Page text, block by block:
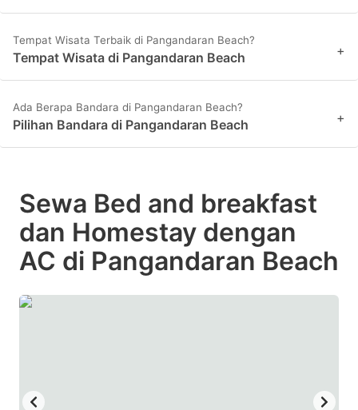
Tempat Wisata Terbaik di Pangandaran Beach?
Tempat Wisata di Pangandaran Beach +
Ada Berapa Bandara di Pangandaran Beach?
Pilihan Bandara di Pangandaran Beach +
Sewa Bed and breakfast
dan Homestay dengan
AC di Pangandaran Beach